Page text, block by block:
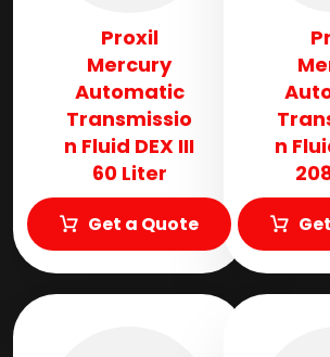
Proxil
Mercury
Automatic
Transmissio
n Fluid​ DEX III
60 Liter
Get a Quote
n